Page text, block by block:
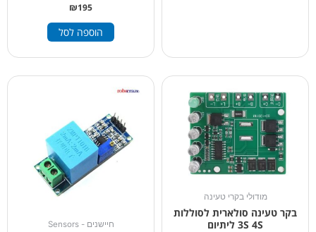
₪195
הוספה לסל
מודולי בקרי טעינה
בקר טעינה סולארית לסוללות
3S 4S ליתיום
חיישנים - Sensors